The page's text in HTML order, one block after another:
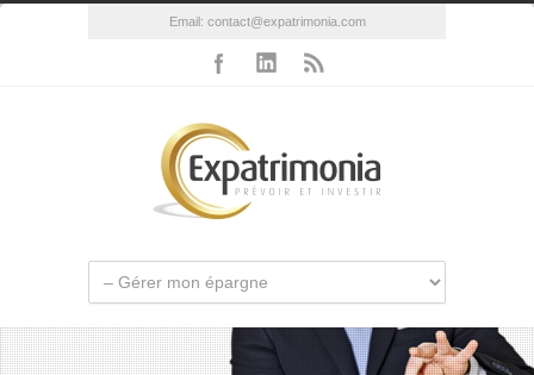
Email: contact@expatrimonia.com